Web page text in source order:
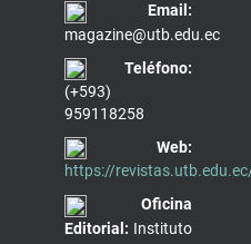
Email:
magazine@utb.edu.ec
Teléfono:
(+593)
959118258
Web:
https://
Oficina
Editorial: Instituto